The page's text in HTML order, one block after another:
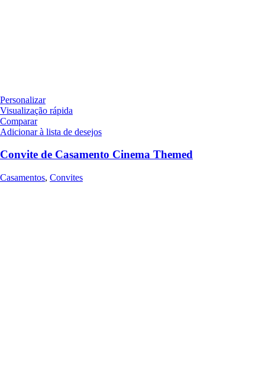
Personalizar
Visualização rápida
Comparar
Adicionar à lista de desejos
Convite de Casamento Cinema Themed
Casamentos, Convites